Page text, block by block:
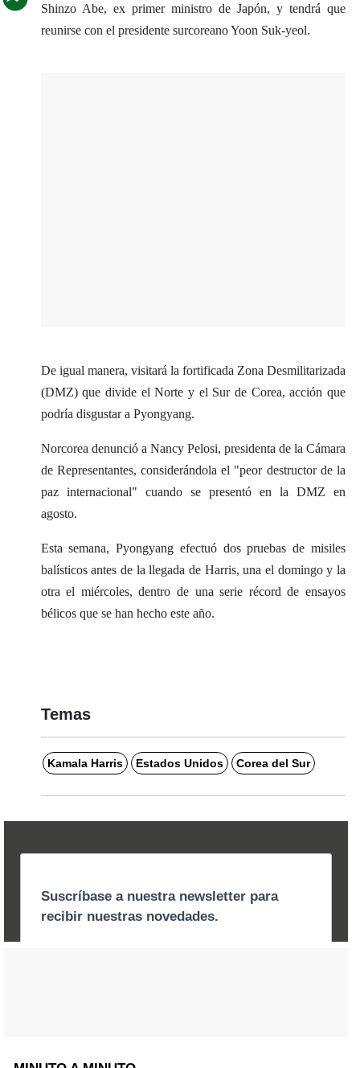
Shinzo Abe, ex primer ministro de Japón, y tendrá que
reunirse con el presidente surcoreano Yoon Suk-yeol.
De igual manera, visitará la fortificada Zona Desmilitarizada
(DMZ) que divide el Norte y el Sur de Corea, acción que
podría disgustar a Pyongyang.
Norcorea denunció a Nancy Pelosi, presidenta de la Cámara
de Representantes, considerándola el "peor destructor de la
paz internacional" cuando se presentó en la DMZ en
agosto.
Esta semana, Pyongyang efectuó dos pruebas de misiles
balísticos antes de la llegada de Harris, una el domingo y la
otra el miércoles, dentro de una serie récord de ensayos
bélicos que se han hecho este año.
Temas
Kamala Harris Estados Unidos Corea del Sur